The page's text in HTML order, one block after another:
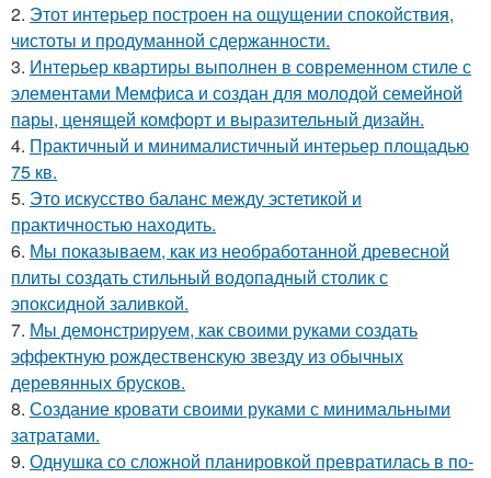
2. Этот интерьер построен на ощущении спокойствия,
чистоты и продуманной сдержанности.
3. Интерьер квартиры выполнен в современном стиле с
элементами Мемфиса и создан для молодой семейной
пары, ценящей комфорт и выразительный дизайн.
4. Практичный и минималистичный интерьер площадью
75 кв.
5. Это искусство баланс между эстетикой и
практичностью находить.
6. Мы показываем, как из необработанной древесной
плиты создать стильный водопадный столик с
эпоксидной заливкой.
7. Мы демонстрируем, как своими руками создать
эффектную рождественскую звезду из обычных
деревянных брусков.
8. Создание кровати своими руками с минимальными
затратами.
9. Однушка со сложной планировкой превратилась в по-